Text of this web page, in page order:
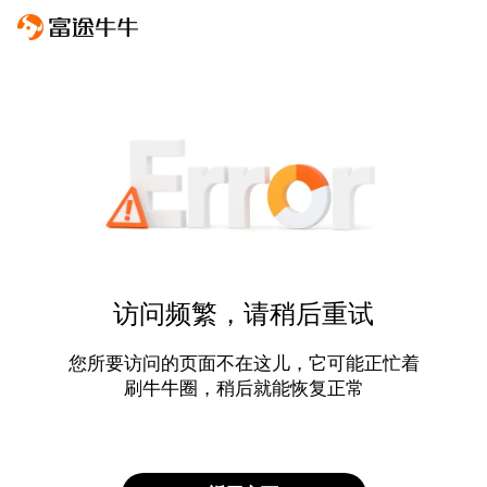
访问频繁，请稍后重试
您所要访问的页面不在这儿，它可能正忙着
刷牛牛圈，稍后就能恢复正常